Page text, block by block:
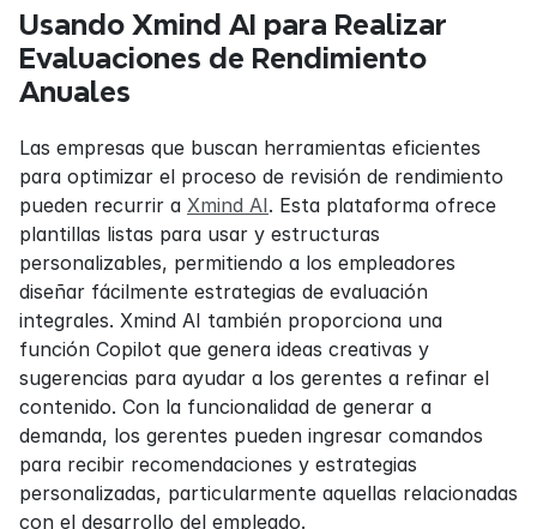
Usando Xmind AI para Realizar
Evaluaciones de Rendimiento
Anuales
Las empresas que buscan herramientas eficientes
para optimizar el proceso de revisión de rendimiento
pueden recurrir a Xmind AI. Esta plataforma ofrece
plantillas listas para usar y estructuras
personalizables, permitiendo a los empleadores
diseñar fácilmente estrategias de evaluación
integrales. Xmind AI también proporciona una
función Copilot que genera ideas creativas y
sugerencias para ayudar a los gerentes a refinar el
contenido. Con la funcionalidad de generar a
demanda, los gerentes pueden ingresar comandos
para recibir recomendaciones y estrategias
personalizadas, particularmente aquellas relacionadas
con el desarrollo del empleado.